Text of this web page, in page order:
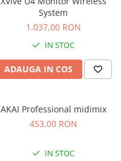
System
1.037,00 RON
IN STOC
ADAUGA IN COS
AKAI Professional midimix
453,00 RON
IN STOC